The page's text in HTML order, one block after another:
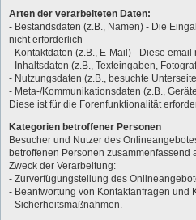
Arten der verarbeiteten Daten:
- Bestandsdaten (z.B., Namen) - Die
nicht erforderlich
- Kontaktdaten (z.B., E-Mail) - Diese
- Inhaltsdaten (z.B., Texteingaben,
- Nutzungsdaten (z.B., besuchte
- Meta-/Kommunikationsdaten (z.B.,
Diese ist für die Forenfunktionalität
Kategorien betroffener Personen
Besucher und Nutzer des
betroffenen Personen zusammenfassend
Zweck der Verarbeitung:
- Zurverfügungstellung des
- Beantwortung von Kontaktanfragen und
- Sicherheitsmaßnahmen.